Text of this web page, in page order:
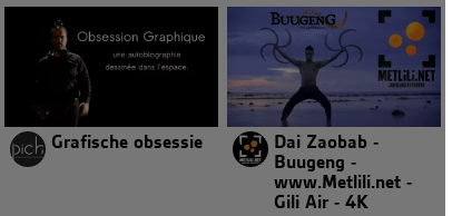
Grafische obsessie
Dai Zaobab -
Buugeng -
www.Metlili.net -
Gili Air - 4K